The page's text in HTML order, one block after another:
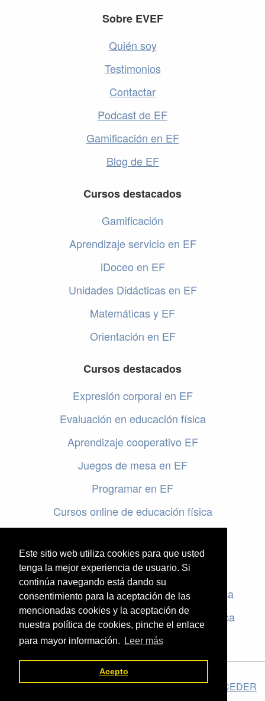
Este sitio web utiliza cookies para que usted
tenga la mejor experiencia de usuario. Si
continúa navegando está dando su
consentimiento para la aceptación de las
mencionadas cookies y la aceptación de
nuestra política de cookies, pinche el enlace
para mayor información.
Leer más
Acepto
Sobre EVEF
Quién soy
Testimonios
Contactar
Podcast de EF
Gamificación en EF
Blog de EF
Cursos destacados
Gamificación
Aprendizaje servicio en EF
iDoceo en EF
Unidades Didácticas en EF
Matemáticas y EF
Orientación en EF
Cursos destacados
Expresión corporal en EF
Evaluación en educación física
Aprendizaje cooperativo EF
Juegos de mesa en EF
Programar en EF
Cursos online de educación física
Evaluación en educación física
Criterios de evaluación en educación física
Rúbricas de evaluación en educación física
El valor de la Educación Física © 2026 ·Legal| ACCEDER